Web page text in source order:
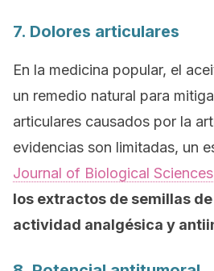
7. Dolores articulares
En la medicina popular, el
un remedio natural para
articulares causados por la
evidencias son limitadas, un
Journal of Biological Sciences
los extractos de semillas
actividad analgésica y